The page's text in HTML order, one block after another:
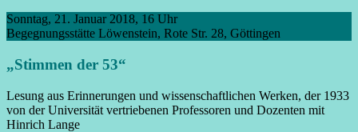
Sonntag, 21. Januar 2018, 16 Uhr
Begegnungs­stätte Löwenstein, Rote Str. 28, Göttingen
„Stimmen der 53“
Lesung aus Erinnerungen und wissen­schaftlichen Werken, der 1933
von der Universität vertriebenen Professoren und Dozenten mit
Hinrich Lange